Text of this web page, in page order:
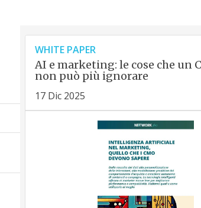
WHITE PAPER
AI e marketing: le cose che un
non può più ignorare
17 Dic 2025